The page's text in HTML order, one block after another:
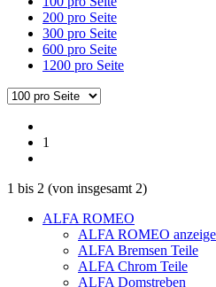
200 pro Seite
300 pro Seite
600 pro Seite
1200 pro Seite
1
1 bis 2 (von insgesamt 2)
ALFA ROMEO
ALFA ROMEO
ALFA Bremsen Teile
ALFA Chrom Teile
ALFA Domstreben